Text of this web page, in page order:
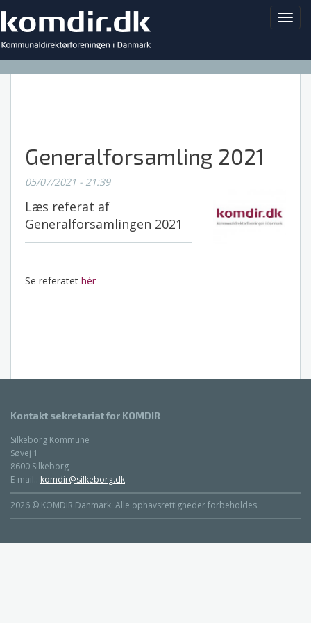
Generalforsamling 2021
05/07/2021 - 21:39
Læs referat af
Generalforsamlingen 2021
Se referatet hér
Kontakt sekretariat for KOMDIR
Silkeborg Kommune
Søvej 1
8600 Silkeborg
E-mail.: komdir@silkeborg.dk
2026 © KOMDIR Danmark. Alle ophavsrettigheder forbeholdes.